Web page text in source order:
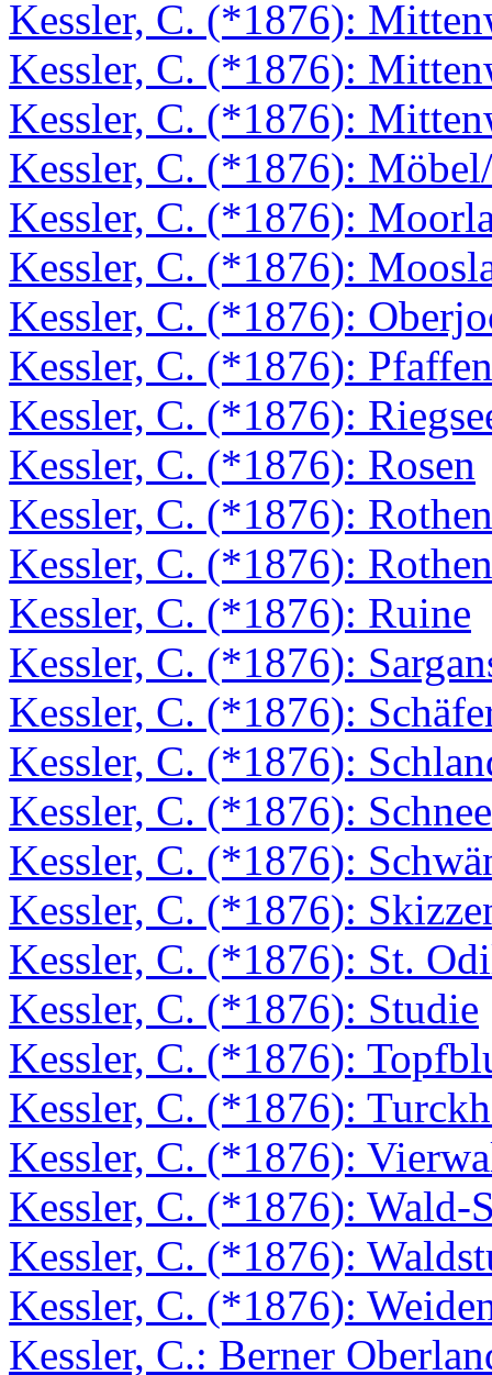
Kessler, C. (*1876):
Kessler, C. (*1876):
Kessler, C. (*1876):
Kessler, C. (*1876):
Kessler, C. (*1876):
Kessler, C. (*1876):
Kessler, C. (*1876):
Kessler, C. (*1876):
Kessler, C. (*1876):
Kessler, C. (*1876): Rosen
Kessler, C. (*1876):
Kessler, C. (*1876):
Kessler, C. (*1876): Ruine
Kessler, C. (*1876):
Kessler, C. (*1876):
Kessler, C. (*1876):
Kessler, C. (*1876):
Kessler, C. (*1876):
Kessler, C. (*1876):
Kessler, C. (*1876): St.
Kessler, C. (*1876): Studie
Kessler, C. (*1876):
Kessler, C. (*1876):
Kessler, C. (*1876):
Kessler, C. (*1876):
Kessler, C. (*1876):
Kessler, C. (*1876):
Kessler, C.: Berner